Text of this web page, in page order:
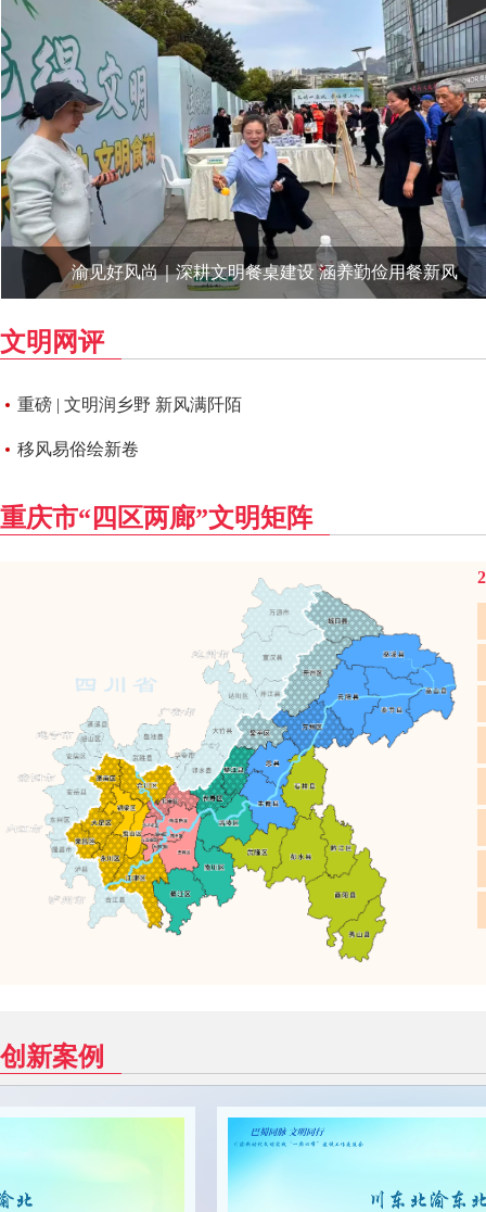
渝见好风尚｜深耕文明餐桌建设 涵养勤俭用餐新风
文明网评
重磅 | 文明润乡野 新风满阡陌
移风易俗绘新卷
重庆市“四区两廊”文明矩阵
创新案例